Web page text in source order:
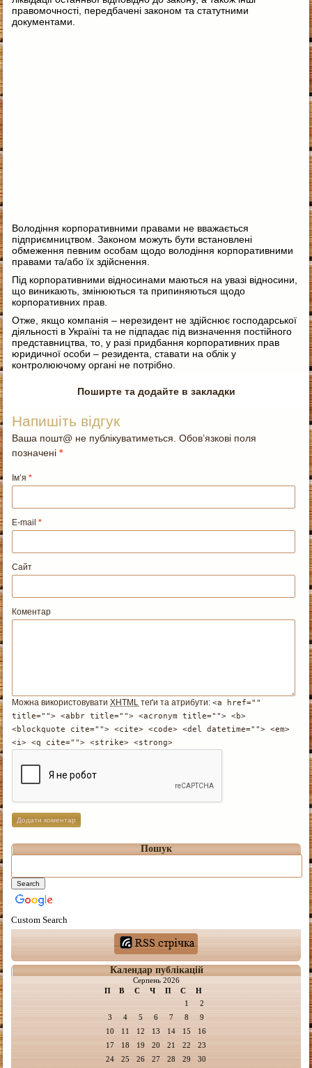
правомочності, передбачені законом та статутними
документами.
Володіння корпоративними правами не вважається
підприємництвом. Законом можуть бути встановлені
обмеження певним особам щодо володіння корпоративними
правами та/або їх здійснення.
Під корпоративними відносинами маються на увазі відносини,
що виникають, змінюються та припиняються щодо
корпоративних прав.
Отже, якщо компанія – нерезидент не здійснює господарської
діяльності в Україні та не підпадає під визначення постійного
представництва, то, у разі придбання корпоративних прав
юридичної особи – резидента, ставати на облік у
контролюючому органі не потрібно.
Поширте та додайте в закладки
Напишіть відгук
Ваша пошт@ не публікуватиметься. Обов’язкові поля
позначені*
Ім’я*
E-mail*
Сайт
Коментар
Можна використовуватиXHTML теґи та атрибути:<a href=""
title=""> <abbr title=""> <acronym title=""> <b>
<blockquote cite=""> <cite> <code> <del datetime=""> <em>
<i> <q cite=""> <strike> <strong>
Пошук
Custom Search
Календар публікацій
Серпень 2026
П
В С Ч П С Н
1
2
3
4 5 6 7 8
9
10
11 12 13 14 15
16
17
18 19 20 21 22
23
24
25 26 27 28 29
30